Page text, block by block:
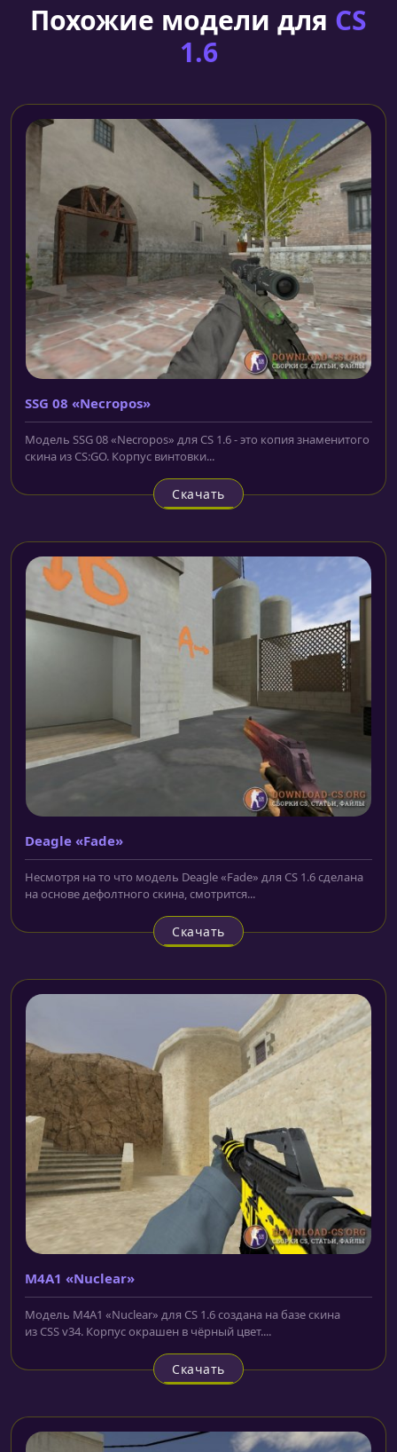
Похожие модели для CS
1.6
SSG 08 «Necropos»
Модель SSG 08 «Necropos» для CS 1.6 - это копия знаменитого
скина из CS:GO. Корпус винтовки...
Скачать
Deagle «Fade»
Несмотря на то что модель Deagle «Fade» для CS 1.6 сделана
на основе дефолтного скина, смотрится...
Скачать
M4A1 «Nuclear»
Модель M4A1 «Nuclear» для CS 1.6 создана на базе скина
из CSS v34. Корпус окрашен в чёрный цвет....
Скачать